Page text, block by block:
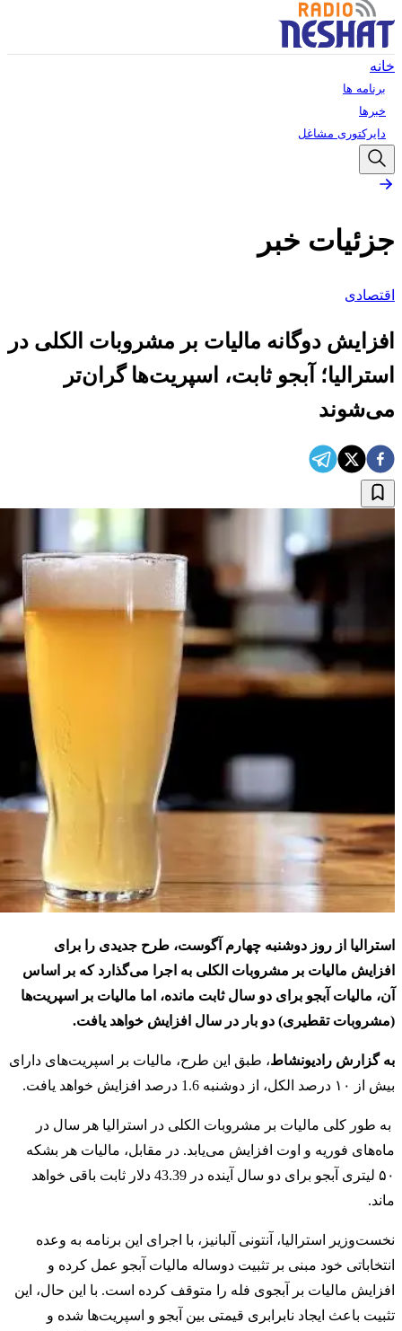
خانه
برنامه ها
خبرها
دایرکتوری مشاغل
جزئیات خبر
اقتصادی
افزایش دوگانه مالیات بر مشروبات الکلی در
استرالیا؛ آبجو ثابت، اسپریت‌ها گران‌تر
می‌شوند
استرالیا از روز دوشنبه چهارم آگوست، طرح جدیدی را برای
افزایش مالیات بر مشروبات الکلی به اجرا می‌گذارد که بر اساس
آن، مالیات آبجو برای دو سال ثابت مانده، اما مالیات بر اسپریت‌ها
(مشروبات تقطیری) دو بار در سال افزایش خواهد یافت.
به گزارش رادیونشاط، طبق این طرح، مالیات بر اسپریت‌های دارای
بیش از ۱۰ درصد الکل، از دوشنبه 1.6 درصد افزایش خواهد یافت.
به طور کلی مالیات بر مشروبات الکلی در استرالیا هر سال در
ماه‌های فوریه و اوت افزایش می‌یابد. در مقابل، مالیات هر بشکه
۵۰ لیتری آبجو برای دو سال آینده در 43.39 دلار ثابت باقی خواهد
ماند.
نخست‌وزیر استرالیا، آنتونی آلبانیز، با اجرای این برنامه به وعده
انتخاباتی خود مبنی بر تثبیت دوساله مالیات آبجو عمل کرده و
افزایش مالیات بر آبجوی فله را متوقف کرده است. با این حال، این
تثبیت باعث ایجاد نابرابری قیمتی بین آبجو و اسپریت‌ها شده و